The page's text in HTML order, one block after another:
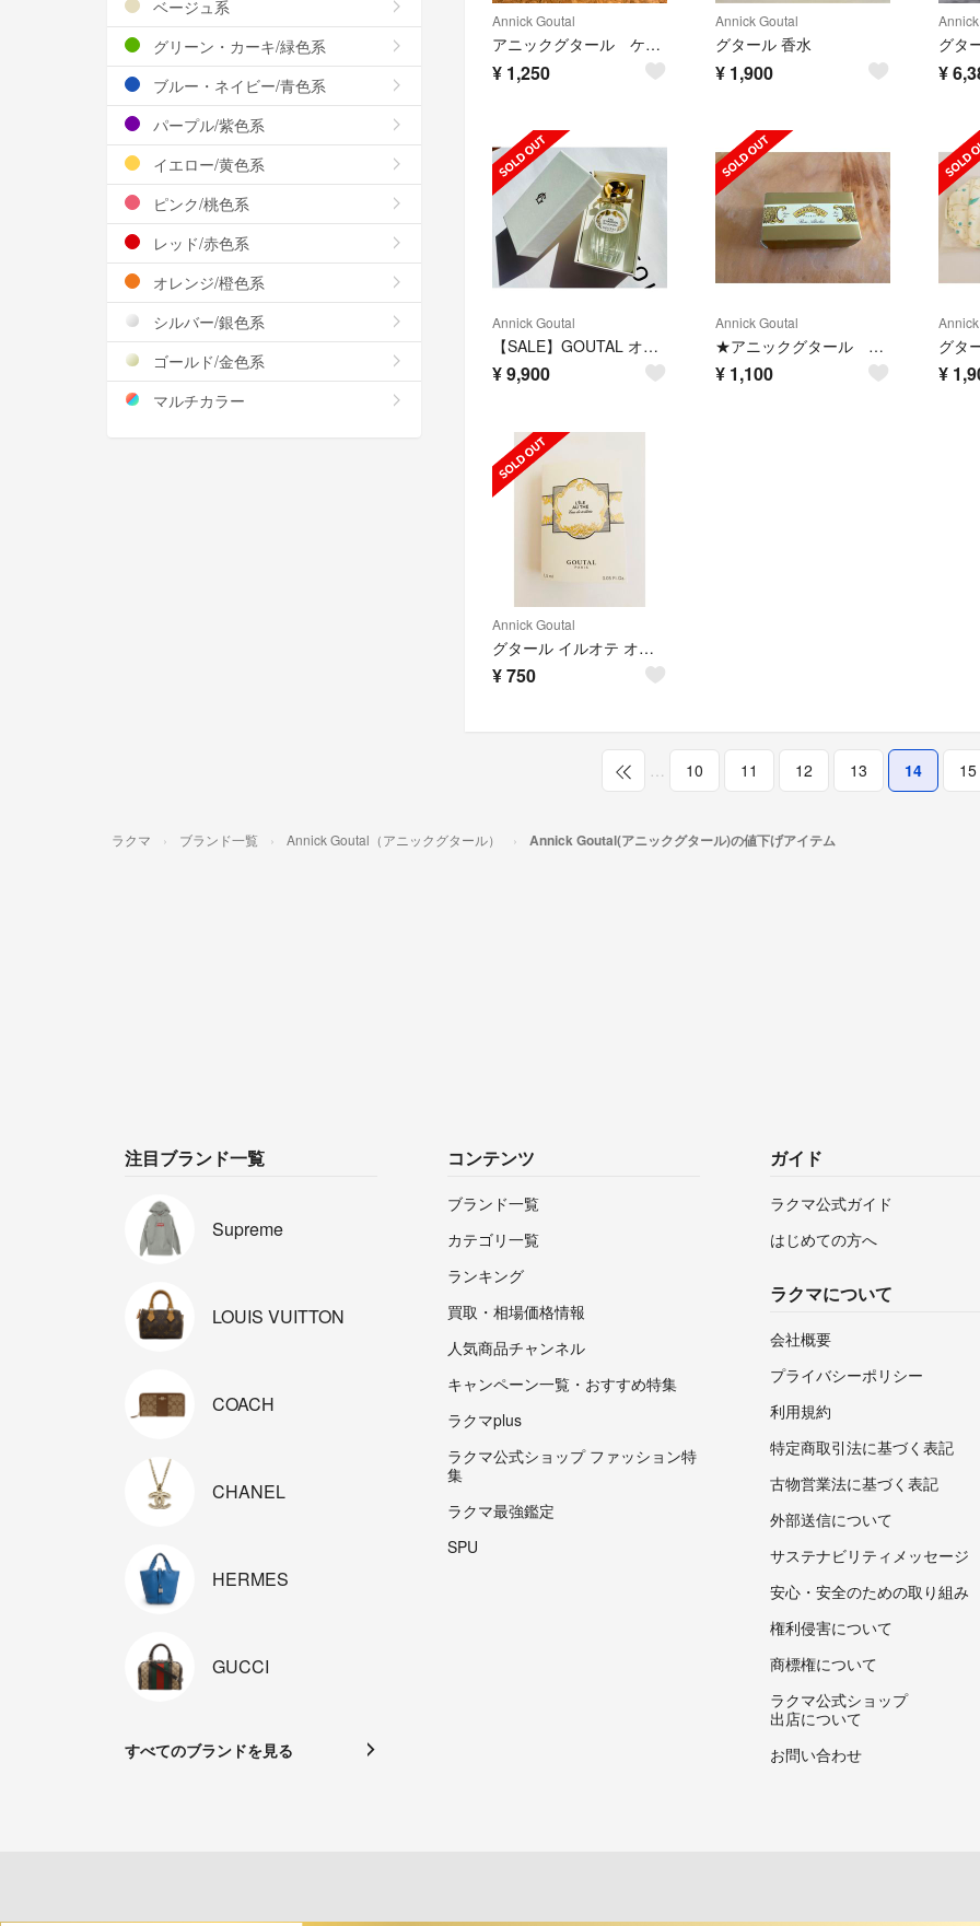
Annick Goutal
アニックグタール ケラムール
¥ 1,250
Annick Goutal
グタール 香水
¥ 1,900 ¥
Annick Goutal
【SALE】GOUTAL オーダドリアン オードパルファム
¥9,900
Annick Goutal
★アニックグタール savon soapソープ★新品未使用品
¥ 1,100 ¥
Annick Goutal
グタール イルオテ オードトワレ GOUTAL 新品未使用
¥750
10 11 12 13 14 15
ベージュ系
グリーン・カーキ/緑色系
ブルー・ネイビー/青色系
パープル/紫色系
イエロー/黄色系
ピンク/桃色系
レッド/赤色系
オレンジ/橙色系
シルバー/銀色系
ゴールド/金色系
マルチカラー
ラクマ ブランド一覧 Annick Goutal（アニックグタール） Annick Goutal(アニックグタール)の値下げアイテム
注目ブランド一覧
Supreme
LOUIS VUITTON
COACH
CHANEL
HERMES
GUCCI
すべてのブランドを見る
コンテンツ
ブランド一覧
カテゴリ一覧
ランキング
買取・相場価格情報
人気商品チャンネル
キャンペーン一覧・おすすめ特集
ラクマplus
ラクマ公式ショップ ファッション特
集
ラクマ最強鑑定
SPU
ガイド
ラクマ公式ガイド
はじめての方へ
ラクマについて
会社概要
プライバシーポリシー
利用規約
特定商取引法に基づく表記
古物営業法に基づく表記
外部送信について
サステナビリティメッセージ
安心・安全のための取り組み
権利侵害について
商標権について
ラクマ公式ショップ
出店について
お問い合わせ